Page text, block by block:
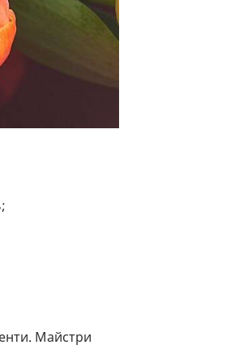
Майстри